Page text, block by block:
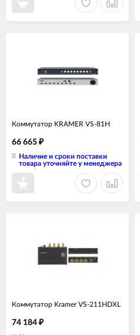
Коммутатор KRAMER VS-81H
66 665 ₽
Наличие и сроки поставки
товара уточняйте у менеджера
Коммутатор Kramer VS-211HDXL
74 184 ₽